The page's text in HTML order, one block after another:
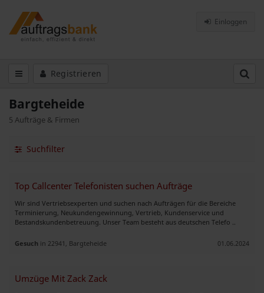
Einloggen
Registrieren
Bargteheide
5 Aufträge & Firmen
Suchfilter
Top Callcenter Telefonisten suchen Aufträge
Wir sind Vertriebsexperten und suchen nach Aufträgen für die Bereiche
Terminierung, Neukundengewinnung, Vertrieb, Kundenservice und
Bestandskundenbetreuung. Unser Team besteht aus deutschen Telefo ..
Gesuch in 22941, Bargteheide 01.06.2024
Umzüge Mit Zack Zack